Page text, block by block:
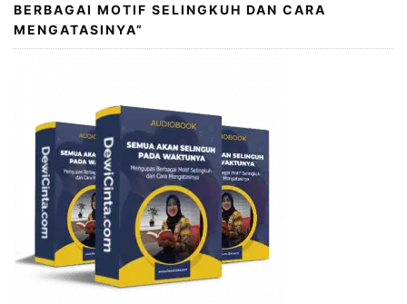
BERBAGAI MOTIF SELINGKUH DAN CARA
MENGATASINYA”